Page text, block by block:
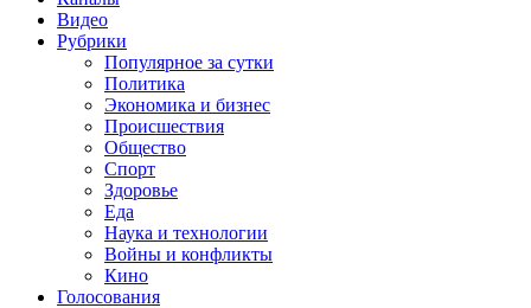
Видео
Рубрики
Популярное за сутки
Политика
Экономика и бизнес
Происшествия
Общество
Спорт
Здоровье
Еда
Наука и технологии
Войны и конфликты
Кино
Голосования